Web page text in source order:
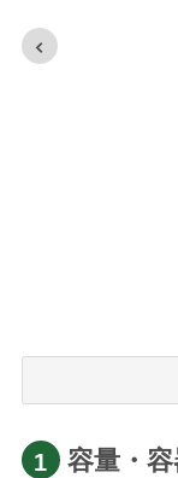
1 容量・